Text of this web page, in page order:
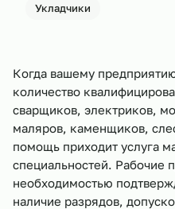
Укладчики
Когда вашему
количество
сварщиков, электриков,
маляров, каменщиков,
помощь приходит услуга
специальностей. Рабочие
необходимостью
наличие разрядов,